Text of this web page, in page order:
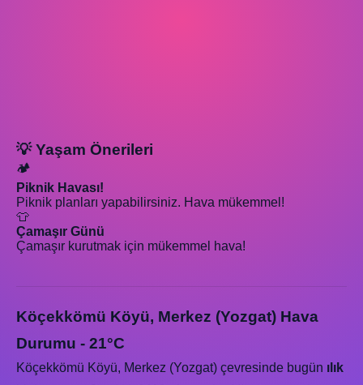
💡 Yaşam Önerileri
🏕️
Piknik Havası!
Piknik planları yapabilirsiniz. Hava mükemmel!
👕
Çamaşır Günü
Çamaşır kurutmak için mükemmel hava!
Köçekkömü Köyü, Merkez (Yozgat) Hava
Durumu - 21°C
Köçekkömü Köyü, Merkez (Yozgat) çevresinde bugün ılık